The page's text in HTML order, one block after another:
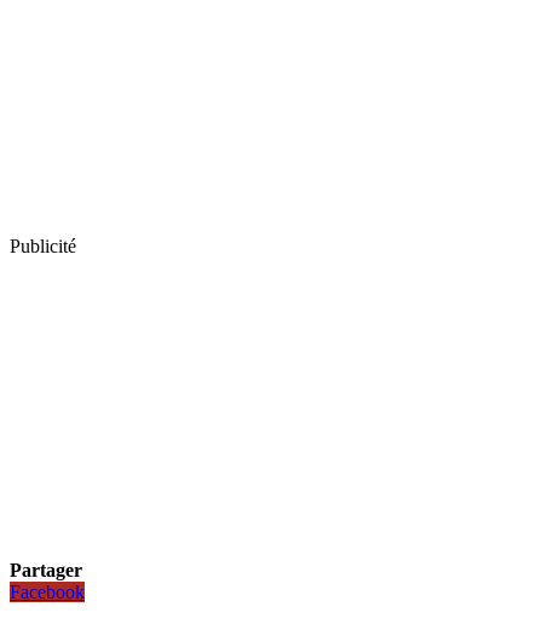
Publicité
Partager
Facebook